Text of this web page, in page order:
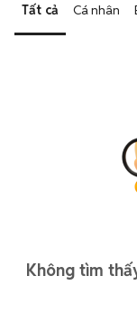
Tất cả Cá nhân
Không tìm